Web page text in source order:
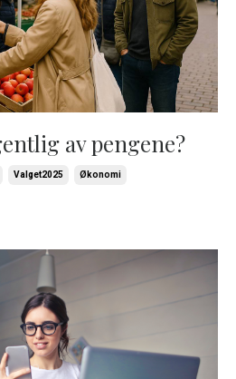
av pengene?
Valget2025 Økonomi